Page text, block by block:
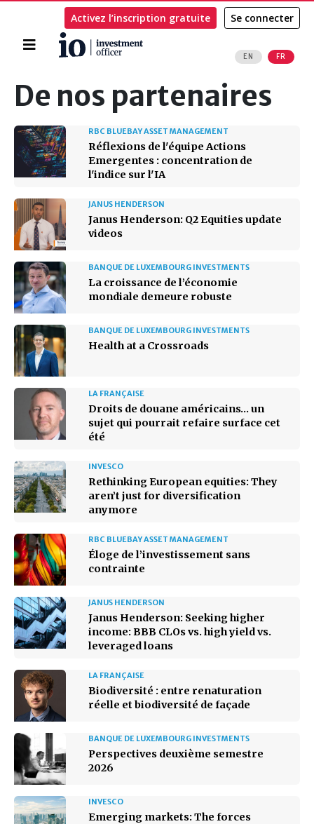
Accueil
EN FR
Activez l’inscription gratuite Se connecter
De nos partenaires
RBC BLUEBAY ASSET MANAGEMENT
Réflexions de l'équipe Actions
Emergentes : concentration de
l'indice sur l'IA
JANUS HENDERSON
Janus Henderson: Q2 Equities update
videos
BANQUE DE LUXEMBOURG INVESTMENTS
La croissance de l’économie
mondiale demeure robuste
BANQUE DE LUXEMBOURG INVESTMENTS
Health at a Crossroads
LA FRANÇAISE
Droits de douane américains… un
sujet qui pourrait refaire surface cet
été
INVESCO
Rethinking European equities: They
aren’t just for diversification
anymore
RBC BLUEBAY ASSET MANAGEMENT
Éloge de l’investissement sans
contrainte
JANUS HENDERSON
Janus Henderson: Seeking higher
income: BBB CLOs vs. high yield vs.
leveraged loans
LA FRANÇAISE
Biodiversité : entre renaturation
réelle et biodiversité de façade
BANQUE DE LUXEMBOURG INVESTMENTS
Perspectives deuxième semestre
2026
INVESCO
Emerging markets: The forces